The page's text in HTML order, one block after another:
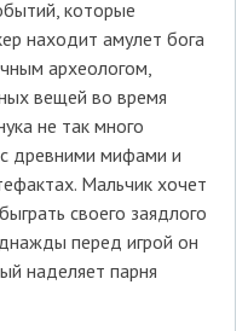
которые
находит амулет бога
археологом,
вещей во время
не так много
древними мифами и
Мальчик хочет
своего заядлого
перед игрой он
наделяет парня